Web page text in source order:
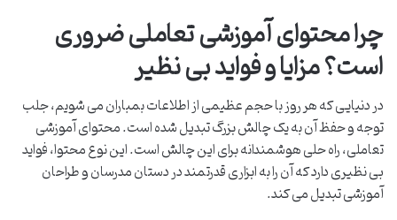
چرا محتوای آموزشی تعاملی ضروری
است؟ مزایا و فواید بی نظیر
در دنیایی که هر روز با حجم عظیمی از اطلاعات بمباران می شویم، جلب
توجه و حفظ آن به یک چالش بزرگ تبدیل شده است. محتوای آموزشی
تعاملی، راه حلی هوشمندانه برای این چالش است. این نوع محتوا، فواید
بی نظیری دارد که آن را به ابزاری قدرتمند در دستان مدرسان و طراحان
آموزشی تبدیل می کند.